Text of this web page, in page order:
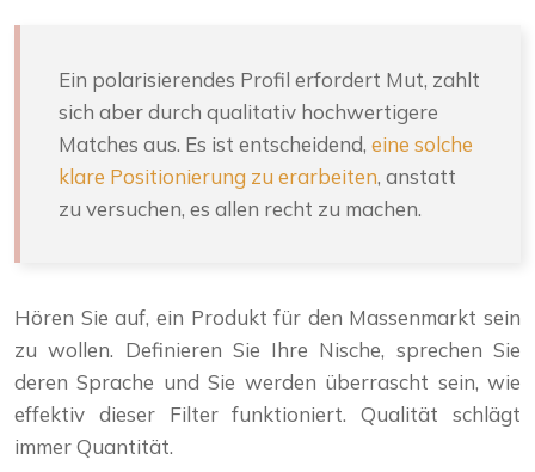
Ein polarisierendes Profil erfordert Mut, zahlt
sich aber durch qualitativ hochwertigere
Matches aus. Es ist entscheidend, eine solche
klare Positionierung zu erarbeiten, anstatt
zu versuchen, es allen recht zu machen.
Hören Sie auf, ein Produkt für den Massenmarkt sein
zu wollen. Definieren Sie Ihre Nische, sprechen Sie
deren Sprache und Sie werden überrascht sein, wie
effektiv dieser Filter funktioniert. Qualität schlägt
immer Quantität.